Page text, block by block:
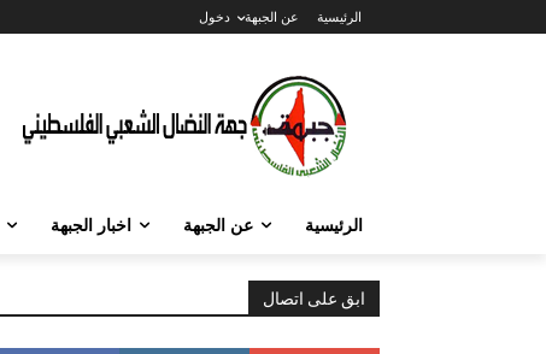
الرئيسية عن الجبهة دخول
الرئيسية عن الجبهة اخبار الجبهة
ابق على اتصال